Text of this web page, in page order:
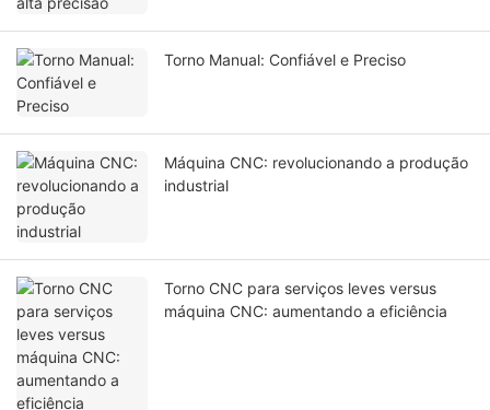
Torno Manual: Confiável e Preciso
Máquina CNC: revolucionando a produção
industrial
Torno CNC para serviços leves versus
máquina CNC: aumentando a eficiência